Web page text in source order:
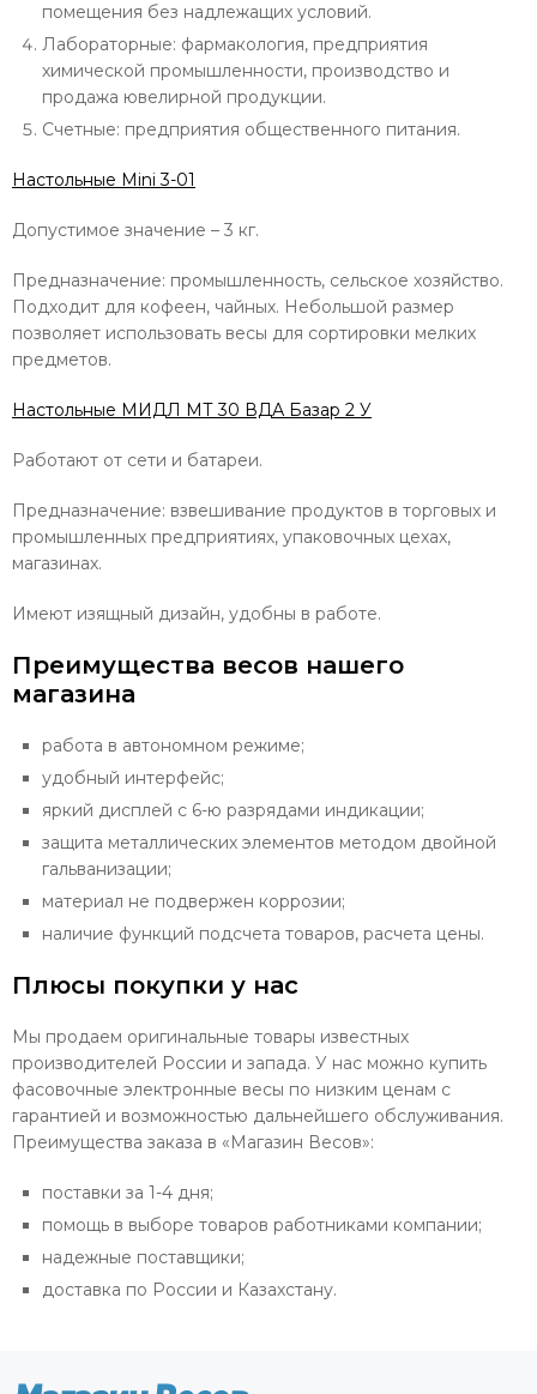
помещения без надлежащих условий.
Лабораторные: фармакология, предприятия
химической промышленности, производство и
продажа ювелирной продукции.
Счетные: предприятия общественного питания.
Настольные Mini 3-01
Допустимое значение – 3 кг.
Предназначение: промышленность, сельское хозяйство.
Подходит для кофеен, чайных. Небольшой размер
позволяет использовать весы для сортировки мелких
предметов.
Настольные МИДЛ МТ 30 ВДА Базар 2 У
Работают от сети и батареи.
Предназначение: взвешивание продуктов в торговых и
промышленных предприятиях, упаковочных цехах,
магазинах.
Имеют изящный дизайн, удобны в работе.
Преимущества весов нашего
магазина
работа в автономном режиме;
удобный интерфейс;
яркий дисплей с 6-ю разрядами индикации;
защита металлических элементов методом двойной
гальванизации;
материал не подвержен коррозии;
наличие функций подсчета товаров, расчета цены.
Плюсы покупки у нас
Мы продаем оригинальные товары известных
производителей России и запада. У нас можно купить
фасовочные электронные весы по низким ценам с
гарантией и возможностью дальнейшего обслуживания.
Преимущества заказа в «Магазин Весов»:
поставки за 1-4 дня;
помощь в выборе товаров работниками компании;
надежные поставщики;
доставка по России и Казахстану.